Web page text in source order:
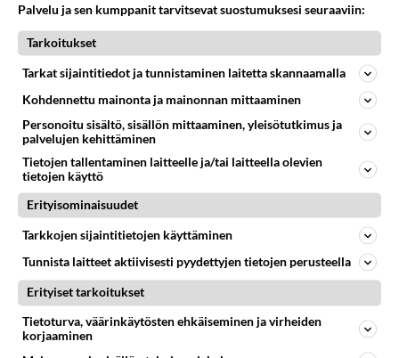
kiinni, mutta hänen puhelimensa ilmeisesti pois päältä,
tuli ilm...
25.12.2014 00:36 1 520 0
Kenen numero?
Kenen numero tämä on: 358 102358405 ??...
16.12.2014 12:06
Palvelu ja sen kumppanit tarvitsevat suostumuksesi seuraaviin:
Tarkoitukset
Tarkat sijaintitiedot ja tunnistaminen laitetta skannaamalla
Kohdennettu mainonta ja mainonnan mittaaminen
Personoitu sisältö, sisällön mittaaminen, yleisötutkimus ja
palvelujen kehittäminen
Tietojen tallentaminen laitteelle ja/tai laitteella olevien
tietojen käyttö
Erityisominaisuudet
Tarkkojen sijaintitietojen käyttäminen
Tunnista laitteet aktiivisesti pyydettyjen tietojen perusteella
Erityiset tarkoitukset
Tietoturva, väärinkäytösten ehkäiseminen ja virheiden
korjaaminen